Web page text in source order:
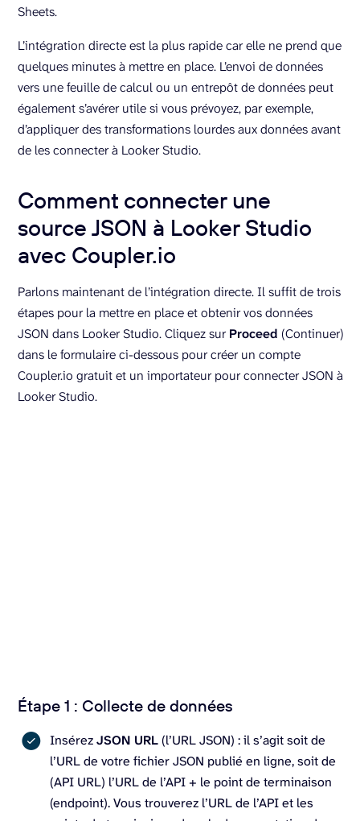
Sheets.
L’intégration directe est la plus rapide car elle ne prend que
quelques minutes à mettre en place. L’envoi de données
vers une feuille de calcul ou un entrepôt de données peut
également s’avérer utile si vous prévoyez, par exemple,
d’appliquer des transformations lourdes aux données avant
de les connecter à Looker Studio.
Comment connecter une
source JSON à Looker Studio
avec Coupler.io
Parlons maintenant de l’intégration directe. Il suffit de trois
étapes pour la mettre en place et obtenir vos données
JSON dans Looker Studio. Cliquez surProceed (Continuer)
dans le formulaire ci-dessous pour créer un compte
Coupler.io gratuit et un importateur pour connecter JSON à
Looker Studio.
Étape 1 : Collecte de données
InsérezJSON URL(l’URL JSON) : il s’agit soit de
l’URL de votre fichier JSON publié en ligne, soit de
(API URL) l’URL de l’API + le point de terminaison
(endpoint). Vous trouverez l’URL de l’API et les